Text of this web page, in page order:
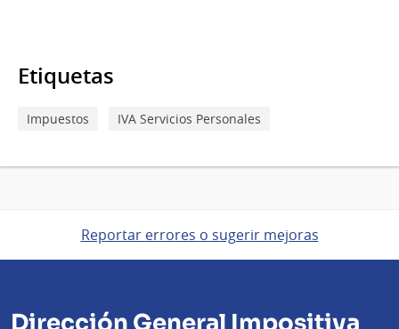
Etiquetas
Impuestos IVA Servicios Personales
Reportar errores o sugerir mejoras